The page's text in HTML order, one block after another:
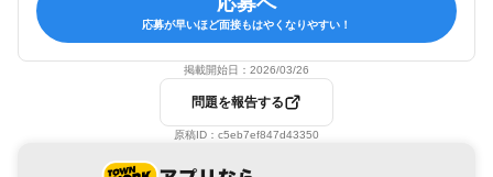
応募が早いほど面接もはやくなりやすい！
掲載開始日： 2026/03/26
問題を報告する
原稿ID： c5eb7ef847d43350